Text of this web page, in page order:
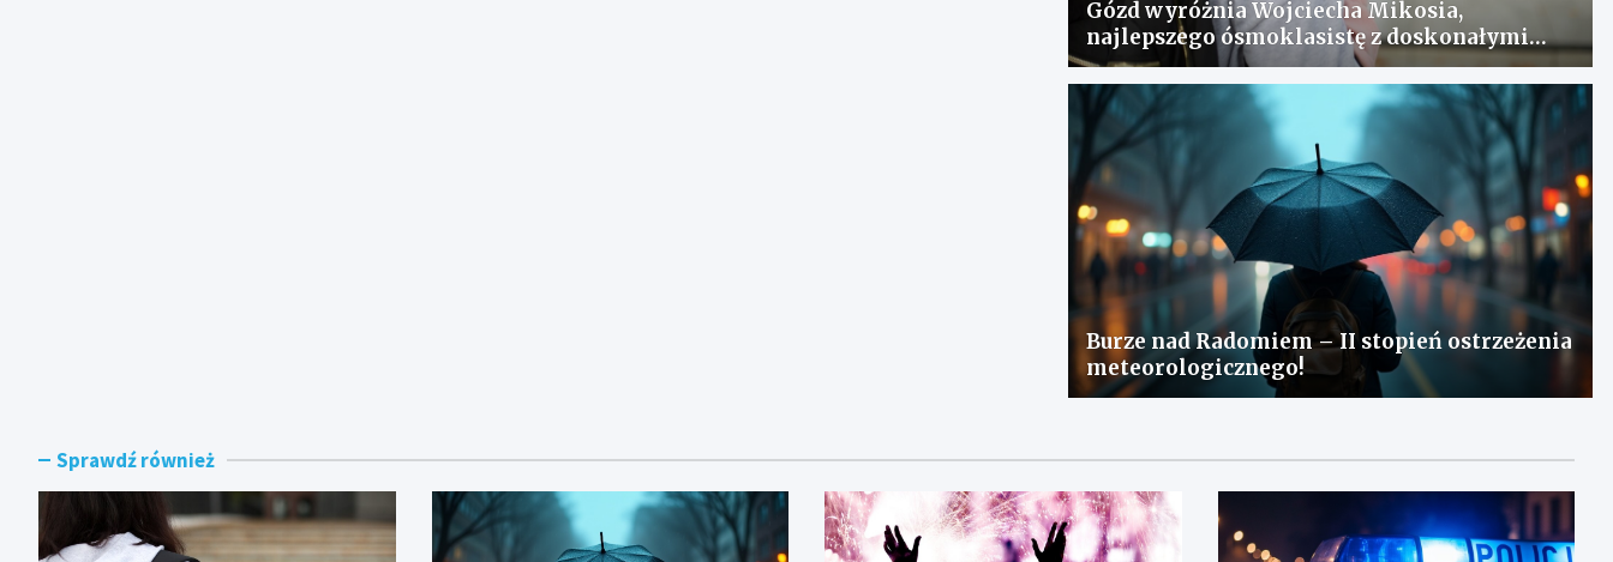
Gózd wyróżnia Wojciecha Mikosia,
najlepszego ósmoklasistę z doskonałymi
wynikami!
Burze nad Radomiem – II stopień ostrzeżenia
meteorologicznego!
Sprawdź również